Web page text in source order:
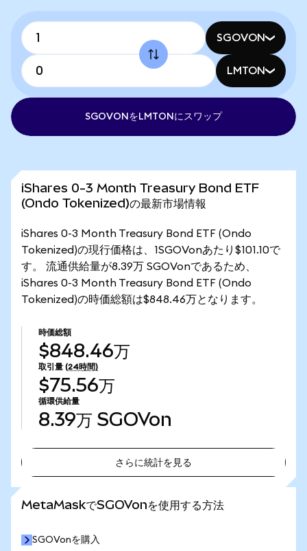
SGOVON
LMTON
SGOVONをLMTONにスワップ
iShares 0-3 Month Treasury Bond ETF
(Ondo Tokenized)の最新市場情報
iShares 0-3 Month Treasury Bond ETF (Ondo
Tokenized)の現行価格は、1SGOVonあたり$101.10で
す。 流通供給量が8.39万 SGOVonであるため、
iShares 0-3 Month Treasury Bond ETF (Ondo
Tokenized)の時価総額は$848.46万となります。
時価総額
$848.46万
取引量 (24時間)
$75.56万
循環供給量
8.39万 SGOVon
さらに統計を見る
MetaMaskでSGOVonを使用する方法
SGOVonを購入